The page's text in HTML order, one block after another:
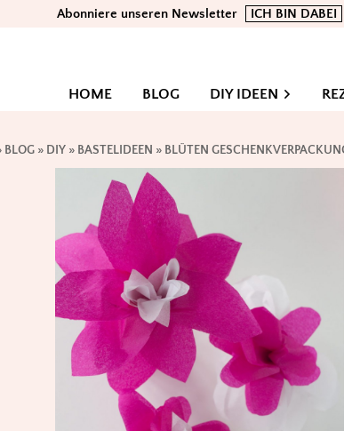
Abonniere unseren Newsletter ICH BIN DABEI
HOME BLOG DIY IDEEN
BLOG » DIY » BASTELIDEEN » BLÜTEN